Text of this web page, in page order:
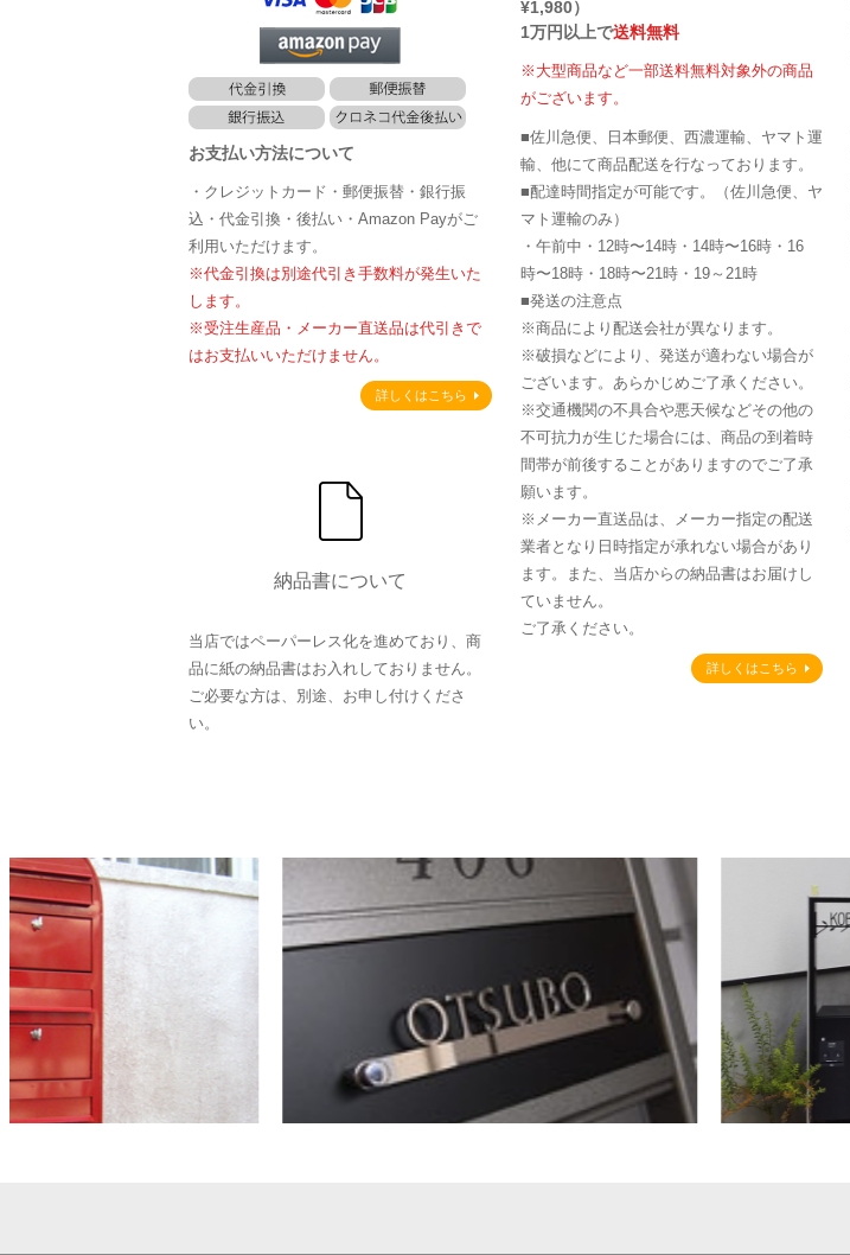
お支払い方法について
・クレジットカード・郵便振替・銀行振
込・代金引換・後払い・Amazon Payがご
利用いただけます。
※代金引換は別途代引き手数料が発生いた
します。
※受注生産品・メーカー直送品は代引きで
はお支払いいただけません。
詳しくはこちら
納品書について
当店ではペーパーレス化を進めており、商
品に紙の納品書はお入れしておりません。
ご必要な方は、別途、お申し付けくださ
い。
¥1,980）
1万円以上で送料無料
※大型商品など一部送料無料対象外の商品
がございます。
■佐川急便、日本郵便、西濃運輸、ヤマト運
輸、他にて商品配送を行なっております。
■配達時間指定が可能です。（佐川急便、ヤ
マト運輸のみ）
・午前中・12時〜14時・14時〜16時・16
時〜18時・18時〜21時・19～21時
■発送の注意点
※商品により配送会社が異なります。
※破損などにより、発送が適わない場合が
ございます。あらかじめご了承ください。
※交通機関の不具合や悪天候などその他の
不可抗力が生じた場合には、商品の到着時
間帯が前後することがありますのでご了承
願います。
※メーカー直送品は、メーカー指定の配送
業者となり日時指定が承れない場合があり
ます。また、当店からの納品書はお届けし
ていません。
ご了承ください。
詳しくはこちら